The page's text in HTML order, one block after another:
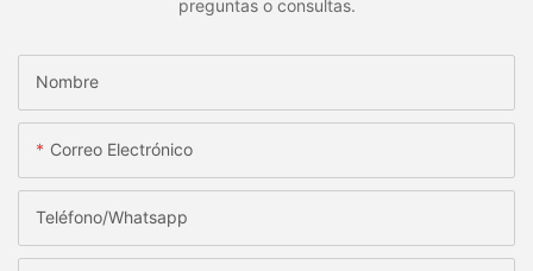
preguntas o consultas.
Nombre
Correo Electrónico
Teléfono/whatsapp